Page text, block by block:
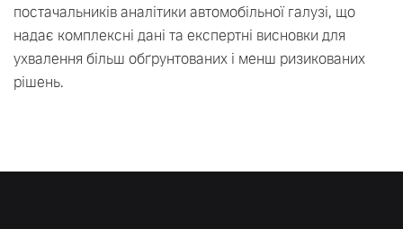
постачальників аналітики автомобільної галузі, що
надає комплексні дані та експертні висновки для
ухвалення більш обґрунтованих і менш ризикованих
рішень.